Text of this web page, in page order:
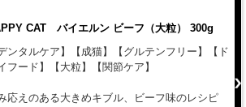
量を目安にしてください。
めるようにしておいてください。
が一般的です。
現在の食事に当製品を少しずつ増量し、約7日
ださい。
CAT バイエルン ビーフ（大粒） 300g
デンタルケア】【成猫】【グルテンフリー】【ド
フード】【大粒】【関節ケア】
応えのある大きめキブル、ビーフ味のレシピ